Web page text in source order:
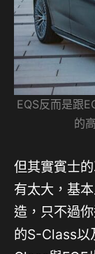
EQS反而是跟
的
但其實賓士
有太大，基
造，只不過
的S-Class以